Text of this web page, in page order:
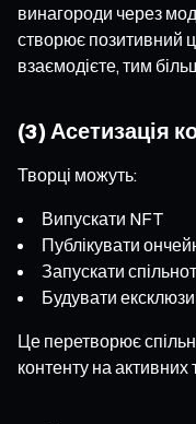
винагороди через
створює позитивний
взаємодієте, тим
(3) Асетизація
Творці можуть:
Випускати NFT
Публікувати
Запускати
Будувати
Це перетворює
контенту на активних